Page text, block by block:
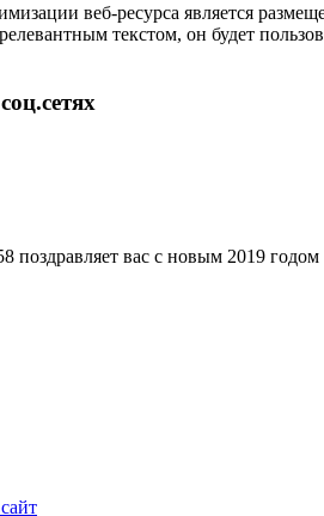
веб-ресурса является
текстом, он будет